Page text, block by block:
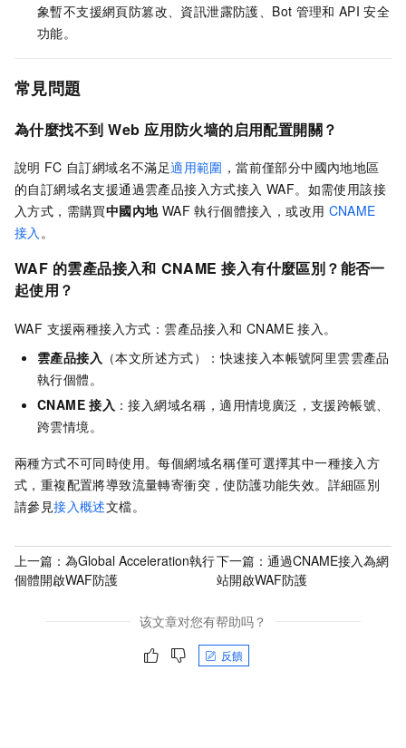
象暫不支援網頁防篡改、資訊泄露防護、Bot 管理和 API 安全
功能。
常見問題
為什麼找不到 Web 应用防火墙的启用配置開關？
說明 FC 自訂網域名不滿足適用範圍 ，當前僅部分中國內地地區
的自訂網域名支援通過雲產品接入方式接入 WAF。如需使用該接
入方式，需購買中國內地 WAF 執行個體接入，或改用 CNAME
接入 。
WAF 的雲產品接入和 CNAME 接入有什麼區別？能否一
起使用？
WAF 支援兩種接入方式：雲產品接入和 CNAME 接入。
雲產品接入 （本文所述方式）：快速接入本帳號阿里雲雲產品
執行個體。
CNAME 接入 ：接入網域名稱，適用情境廣泛，支援跨帳號、
跨雲情境。
兩種方式不可同時使用。每個網域名稱僅可選擇其中一種接入方
式，重複配置將導致流量轉寄衝突，使防護功能失效。詳細區別
請參見接入概述文檔。
上一篇： 為Global Acceleration執行
個體開啟WAF防護
下一篇： 通過CNAME接入為網
站開啟WAF防護
该文章对您有帮助吗？
反饋